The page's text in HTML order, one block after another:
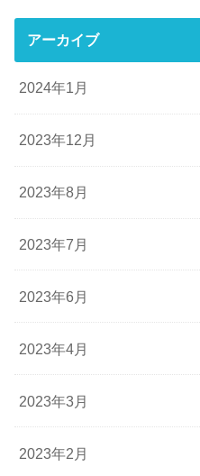
アーカイブ
2024年1月
2023年12月
2023年8月
2023年7月
2023年6月
2023年4月
2023年3月
2023年2月